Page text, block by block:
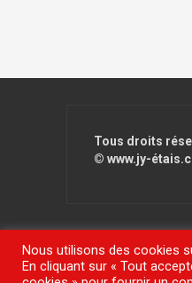
Tous droits
© www.jy-
Fièrement propulsé
Nous utilisons des cookies
En cliquant sur « Tout